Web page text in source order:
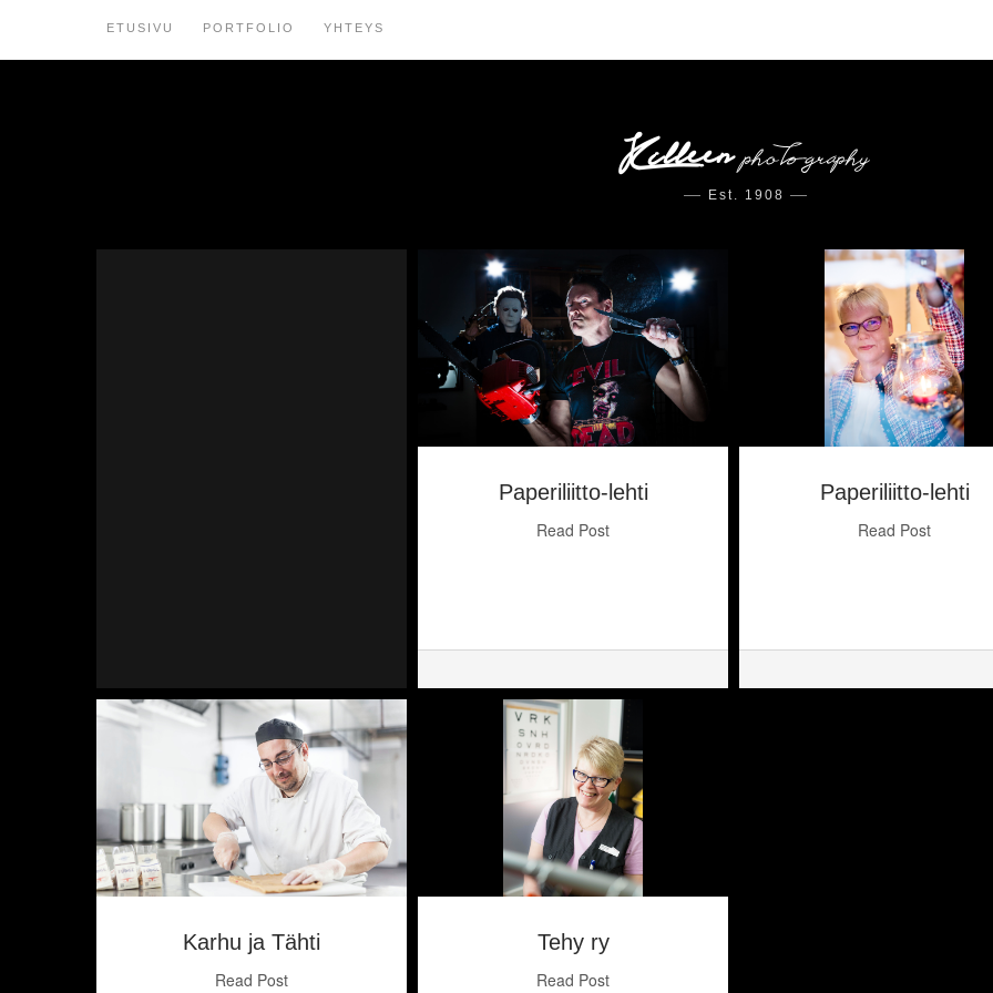
ETUSIVU PORTFOLIO YHTEYS
Est. 1908
Paperiliitto-lehti
Read Post
Paperiliitto-lehti
Read Post
Karhu ja Tähti
Read Post
Tehy ry
Read Post